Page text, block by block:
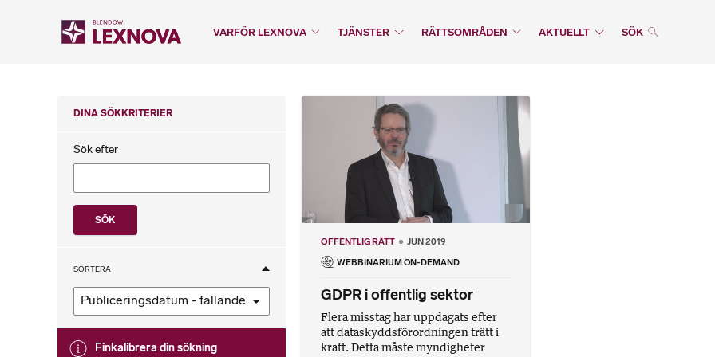
VARFÖR LEXNOVA TJÄNSTER RÄTTSOMRÅDEN AKTUELLT SÖK
DINA SÖKKRITERIER
Sök efter
SORTERA
Publiceringsdatum - fallande
Finkalibrera din sökning
OFFENTLIG RÄTT JUN 2019
WEBBINARIUM ON-DEMAND
GDPR i offentlig sektor
Flera misstag har uppdagats efter
att dataskyddsförordningen trätt i
kraft. Detta måste myndigheter